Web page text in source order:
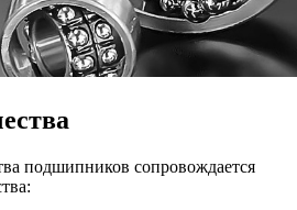
подшипников сопровождается